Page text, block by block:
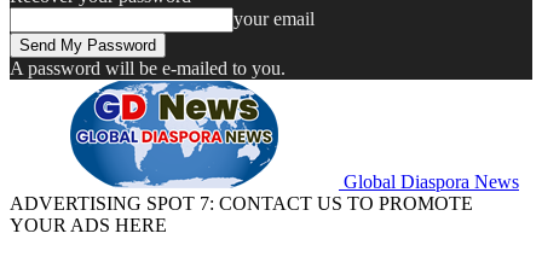
your email
A password will be e-mailed to you.
Global Diaspora News
ADVERTISING SPOT 7: CONTACT US TO PROMOTE
YOUR ADS HERE